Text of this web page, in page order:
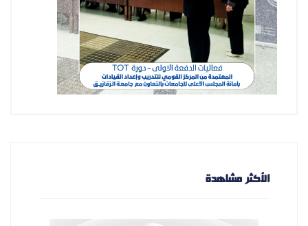
الأكثر مشاهدة